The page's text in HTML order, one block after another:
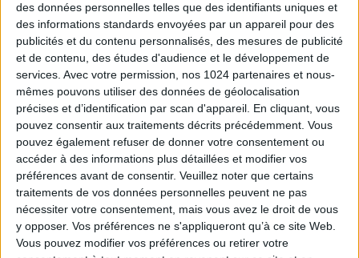
des données personnelles telles que des identifiants uniques et
des informations standards envoyées par un appareil pour des
publicités et du contenu personnalisés, des mesures de publicité
et de contenu, des études d'audience et le développement de
services. Avec votre permission, nos 1024 partenaires et nous-
mêmes pouvons utiliser des données de géolocalisation
précises et d’identification par scan d'appareil. En cliquant, vous
pouvez consentir aux traitements décrits précédemment. Vous
pouvez également refuser de donner votre consentement ou
accéder à des informations plus détaillées et modifier vos
préférences avant de consentir. Veuillez noter que certains
traitements de vos données personnelles peuvent ne pas
nécessiter votre consentement, mais vous avez le droit de vous
y opposer. Vos préférences ne s'appliqueront qu’à ce site Web.
Vous pouvez modifier vos préférences ou retirer votre
Un nouveau dispositif permet aux exploitants
agricoles de bénéficier d’une aide à l’acquisition
d’équipements de précision en vue notamment de
réduire l’usage des intrants.
https://www.eurex.fr/k4_18823099/